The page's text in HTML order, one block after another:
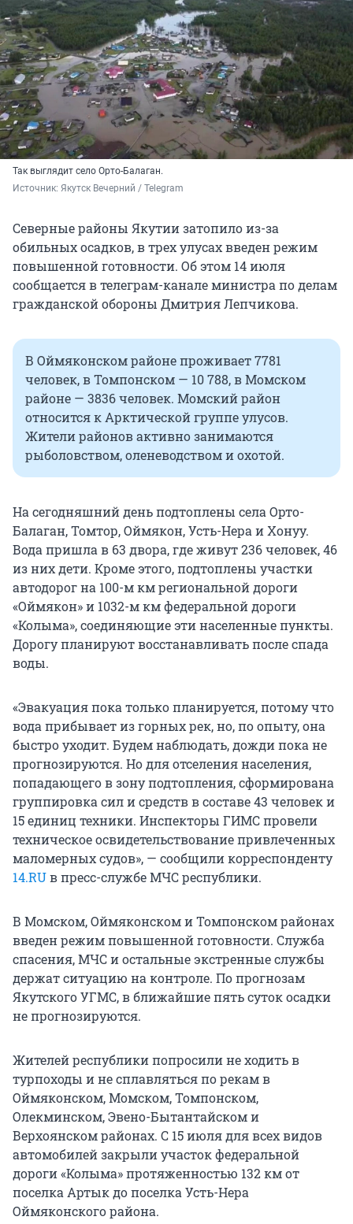
Так выглядит село Орто-Балаган.
Источник: Якутск Вечерний / Telegram
Северные районы Якутии затопило из-за
обильных осадков, в трех улусах введен режим
повышенной готовности. Об этом 14 июля
сообщается в телеграм-канале министра по делам
гражданской обороны Дмитрия Лепчикова.
В Оймяконском районе проживает 7781
человек, в Томпонском — 10 788, в Момском
районе — 3836 человек. Момский район
относится к Арктической группе улусов.
Жители районов активно занимаются
рыболовством, оленеводством и охотой.
На сегодняшний день подтоплены села Орто-
Балаган, Томтор, Оймякон, Усть-Нера и Хонуу.
Вода пришла в 63 двора, где живут 236 человек, 46
из них дети. Кроме этого, подтоплены участки
автодорог на 100-м км региональной дороги
«Оймякон» и 1032-м км федеральной дороги
«Колыма», соединяющие эти населенные пункты.
Дорогу планируют восстанавливать после спада
воды.
«Эвакуация пока только планируется, потому что
вода прибывает из горных рек, но, по опыту, она
быстро уходит. Будем наблюдать, дожди пока не
прогнозируются. Но для отселения населения,
попадающего в зону подтопления, сформирована
группировка сил и средств в составе 43 человек и
15 единиц техники. Инспекторы ГИМС провели
техническое освидетельствование привлеченных
маломерных судов», — сообщили корреспонденту
14.RUв пресс-службе МЧС республики.
В Момском, Оймяконском и Томпонском районах
введен режим повышенной готовности. Служба
спасения, МЧС и остальные экстренные службы
держат ситуацию на контроле. По прогнозам
Якутского УГМС, в ближайшие пять суток осадки
не прогнозируются.
Жителей республики попросили не ходить в
турпоходы и не сплавляться по рекам в
Оймяконском, Момском, Томпонском,
Олекминском, Эвено-Бытантайском и
Верхоянском районах. С 15 июля для всех видов
автомобилей закрыли участок федеральной
дороги «Колыма» протяженностью 132 км от
поселка Артык до поселка Усть-Нера
Оймяконского района.